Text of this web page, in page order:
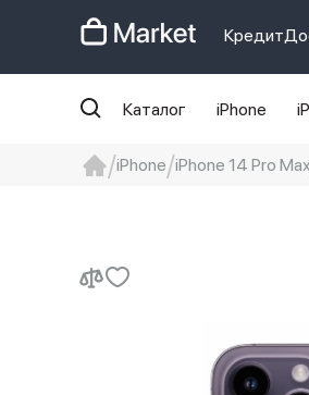
Кредит
Каталог iPhone
iPhone iPhone 14 Pro Max